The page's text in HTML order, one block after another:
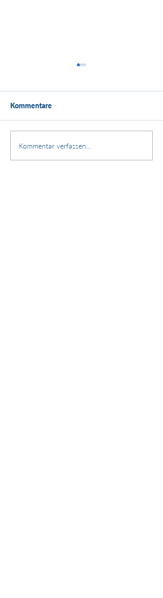
Stärken. Zusammenhalt.
Zukunft.
Kommentare
Kommentar verfassen...